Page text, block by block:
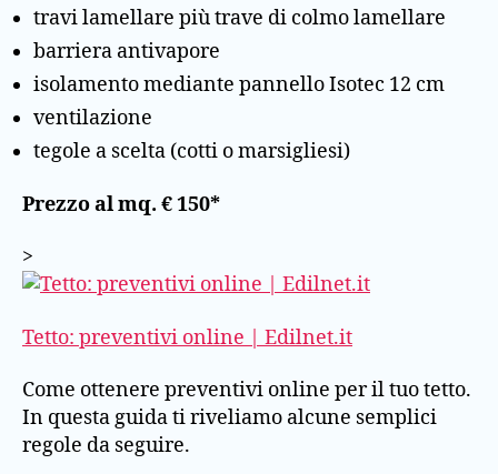
travi lamellare più trave di colmo lamellare
barriera antivapore
isolamento mediante pannello Isotec 12 cm
ventilazione
tegole a scelta (cotti o marsigliesi)
Prezzo al mq. € 150*
>
Tetto: preventivi online | Edilnet.it
Come ottenere preventivi online per il tuo tetto.
In questa guida ti riveliamo alcune semplici
regole da seguire.